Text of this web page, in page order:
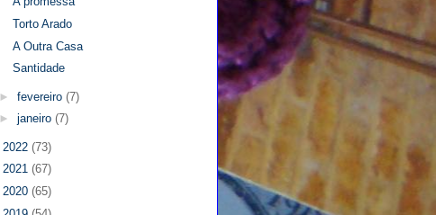
Torto Arado
A Outra Casa
Santidade
► fevereiro (7)
► janeiro (7)
2022 (73)
2021 (67)
2020 (65)